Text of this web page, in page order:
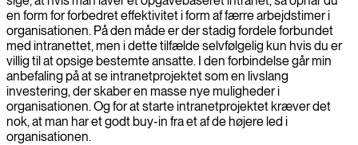
en form for forbedret effektivitet i form af færre arbejdstimer i
organisationen. På den måde er der stadig fordele forbundet
med intranettet, men i dette tilfælde selvfølgelig kun hvis du er
villig til at opsige bestemte ansatte. I den forbindelse går min
anbefaling på at se intranetprojektet som en livslang
investering, der skaber en masse nye muligheder i
organisationen. Og for at starte intranetprojektet kræver det
nok, at man har et godt buy-in fra et af de højere led i
organisationen.